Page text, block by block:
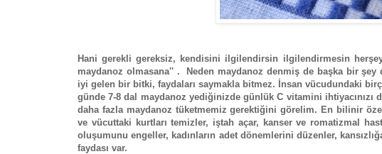
Hani gerekli gereksiz, kendisini ilgilendirsin ilgilendirmesin
maydanoz olmasana'' . Neden maydanoz denmiş de başka bir
iyi gelen bir bitki, faydaları saymakla bitmez. İnsan vücudundaki
günde 7-8 dal maydanoz yediğinizde günlük C vitamini
daha fazla maydanoz tüketmemiz gerektiğini görelim. En bilinir
ve vücuttaki kurtları temizler, iştah açar, kanser ve romatizmal
oluşumunu engeller, kadınların adet dönemlerini düzenler,
faydası var.